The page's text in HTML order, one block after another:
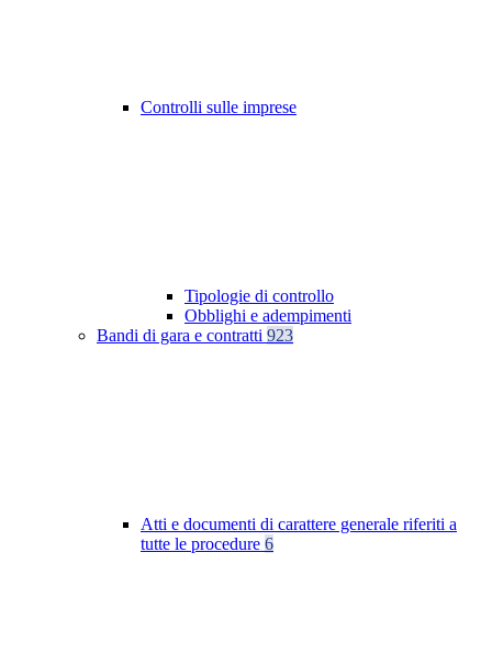
Controlli sulle imprese
Tipologie di controllo
Obblighi e adempimenti
Bandi di gara e contratti 923
Atti e documenti di carattere generale riferiti a
tutte le procedure 6